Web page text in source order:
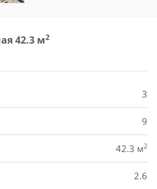
42.3 м2
3
9
42.3 м2
2.6